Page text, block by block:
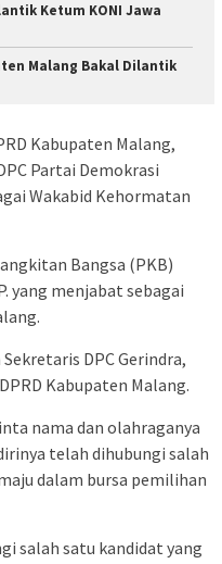
Ketum KONI Jawa
Malang Bakal Dilantik
Kabupaten Malang,
Partai Demokrasi
Wakabid Kehormatan
Bangsa (PKB)
yang menjabat sebagai
DPC Gerindra,
Kabupaten Malang.
nama dan olahraganya
telah dihubungi salah
dalam bursa pemilihan
salah satu kandidat yang